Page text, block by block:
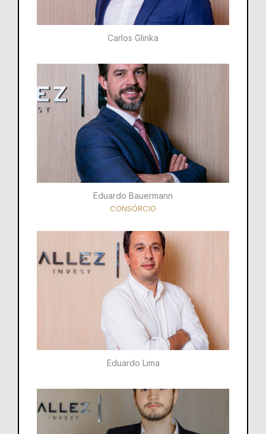
Carlos Glinka
Eduardo Bauermann
CONSÓRCIO
Eduardo Lima